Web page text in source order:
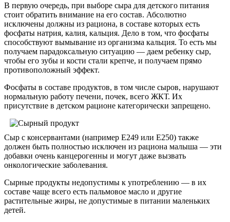
В первую очередь, при выборе сыра для детского питания
стоит обратить внимание на его состав. Абсолютно
исключены должны из рациона, в составе которых есть
фосфаты натрия, калия, кальция. Дело в том, что фосфаты
способствуют вымывание из организма кальция. То есть мы
получаем парадоксальную ситуацию — даем ребенку сыр,
чтобы его зубы и кости стали крепче, и получаем прямо
противоположный эффект.
Фосфаты в составе продуктов, в том числе сыров, нарушают
нормальную работу печени, почек, всего ЖКТ. Их
присутствие в детском рационе категорически запрещено.
Сыр с консервантами (например Е249 или Е250) также
должен быть полностью исключен из рациона малыша — эти
добавки очень канцерогенны и могут даже вызвать
онкологические заболевания.
Сырные продукты недопустимы к употреблению — в их
составе чаще всего есть пальмовое масло и другие
растительные жиры, не допустимые в питании маленьких
детей.